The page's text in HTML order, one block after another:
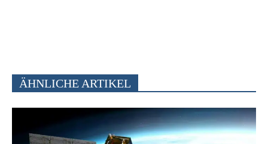
ÄHNLICHE ARTIKEL